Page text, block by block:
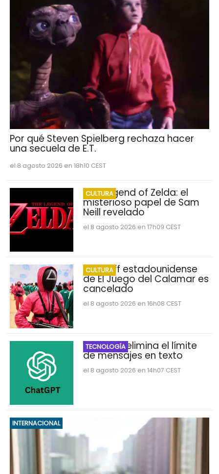
Por qué Steven Spielberg rechaza hacer
una secuela de E.T.
el 8 agosto 2026 en 18h10 CEST
CULTURA
The Legend of Zelda: el
misterioso papel de Sam
Neill revelado
el 8 agosto 2026 en 17h09 CEST
CULTURA
Spin-off estadounidense
de El Juego del Calamar es
cancelado
el 8 agosto 2026 en 16h08 CEST
TECNOLOGÍA
ChatGPT elimina el límite
de mensajes en texto
el 8 agosto 2026 en 14h07 CEST
INTERNACIONAL